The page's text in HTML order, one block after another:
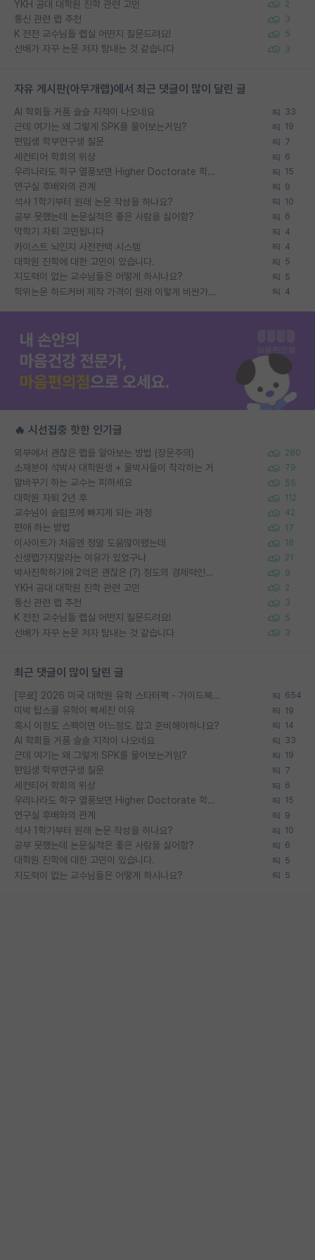
YKH 공대 대학원 진학 관련 고민 2
통신 관련 랩 추천 3
K 전전 교수님들 랩실 어떤지 질문드려요! 5
선배가 자꾸 논문 저자 탐내는 것 같습니다 3
자유 게시판(아무개랩)에서 최근 댓글이 많이 달린 글
AI 학회들 거품 슬슬 지적이 나오네요 33
근데 여기는 왜 그렇게 SPK를 물어보는거임? 19
편입생 학부연구생 질문 7
세컨티어 학회의 위상 6
우리나라도 학구 열풍보면 Higher Doctorate 학위가 필요하다고 봅니다. 15
연구실 후배와의 관계 9
석사 1학기부터 원래 논문 작성을 하나요? 10
공부 못했는데 논문실적은 좋은 사람을 싫어함? 6
막학기 자퇴 고민됩니다 4
카이스트 뇌인지 사전컨택 시스템 4
대학원 진학에 대한 고민이 있습니다. 5
지도력이 없는 교수님들은 어떻게 하시나요? 5
학위논문 하드커버 제작 가격이 원래 이렇게 비싼가요? 4
🔥 시선집중 핫한 인기글
외부에서 괜찮은 랩을 알아보는 방법 (장문주의) 280
소재분야 석박사 대학원생 + 물박사들이 착각하는 거 79
말바꾸기 하는 교수는 피하세요 55
대학원 자퇴 2년 후 112
교수님이 슬럼프에 빠지게 되는 과정 42
편애 하는 방법 17
이사이트가 처음엔 정말 도움많이됐는데 18
신생랩가지말라는 이유가 있었구나 21
박사진학하기에 2억은 괜찮은 (?) 정도의 경제력인가요 9
YKH 공대 대학원 진학 관련 고민 2
통신 관련 랩 추천 3
K 전전 교수님들 랩실 어떤지 질문드려요! 5
선배가 자꾸 논문 저자 탐내는 것 같습니다 3
최근 댓글이 많이 달린 글
[무료] 2026 미국 대학원 유학 스타터팩 - 가이드북 & 합격자 컨택메일 템플릿 654
미박 탑스쿨 유학이 빡세진 이유 19
혹시 이정도 스펙이면 어느정도 잡고 준비해야하나요? 14
AI 학회들 거품 슬슬 지적이 나오네요 33
근데 여기는 왜 그렇게 SPK를 물어보는거임? 19
편입생 학부연구생 질문 7
세컨티어 학회의 위상 6
우리나라도 학구 열풍보면 Higher Doctorate 학위가 필요하다고 봅니다. 15
연구실 후배와의 관계 9
석사 1학기부터 원래 논문 작성을 하나요? 10
공부 못했는데 논문실적은 좋은 사람을 싫어함? 6
대학원 진학에 대한 고민이 있습니다. 5
지도력이 없는 교수님들은 어떻게 하시나요? 5